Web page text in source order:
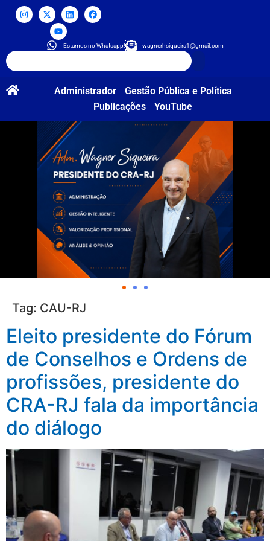
Estamos no Whatsapp! wagnerhsiqueira1@gmail.com
Administrador
Gestão Pública e Política
Publicações
YouTube
Tag: CAU-RJ
Eleito presidente do Fórum
de Conselhos e Ordens de
profissões, presidente do
CRA-RJ fala da importância
do diálogo